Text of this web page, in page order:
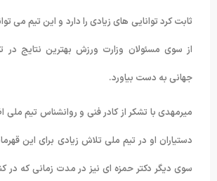
ثابت کرد توانایی های زیادی را دارد و این تیم می
از سوی مسئولان وزارت ورزش بهترین نتایج در
جهانی به دست بیاورد.
میرمهدی با تشکر از کادر فنی و روانشناس تیم ملی
دستیاران او در تیم ملی تلاش زیادی برای این
سوی دیگر دکتر حمزه ای نیز در مدت زمانی که در